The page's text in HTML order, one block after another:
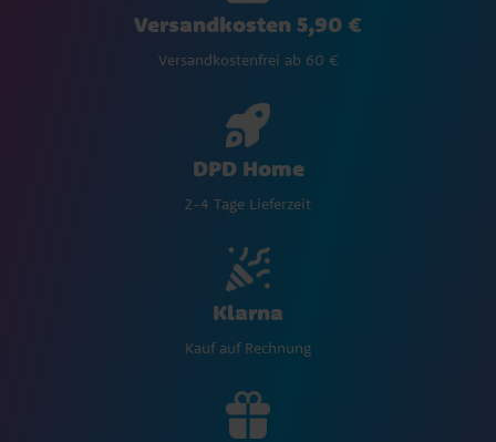
Versandkosten 5,90 €
Versandkostenfrei ab 60 €
DPD Home
2-4 Tage Lieferzeit
Klarna
Kauf auf Rechnung